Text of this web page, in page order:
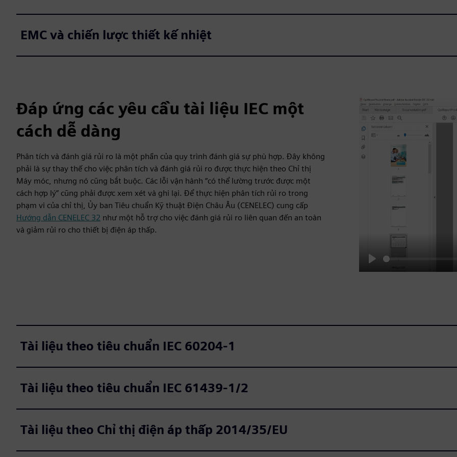
EMC và chiến lược thiết kế nhiệt
Đáp ứng các yêu cầu tài liệu IEC một
cách dễ dàng
Phân tích và đánh giá rủi ro là một phần của quy trình đánh giá sự phù hợp. Đây không
phải là sự thay thế cho việc phân tích và đánh giá rủi ro được thực hiện theo Chỉ thị
Máy móc, nhưng nó cũng bắt buộc. Các lỗi vận hành “có thể lường trước được một
cách hợp lý” cũng phải được xem xét và ghi lại. Để thực hiện phân tích rủi ro trong
phạm vi của chỉ thị, Ủy ban Tiêu chuẩn Kỹ thuật Điện Châu Âu (CENELEC) cung cấp
Hướng dẫn CENELEC 32 như một hỗ trợ cho việc đánh giá rủi ro liên quan đến an toàn
và giảm rủi ro cho thiết bị điện áp thấp.
Play
Tài liệu theo tiêu chuẩn IEC 60204‑1
Tài liệu theo tiêu chuẩn IEC 61439‑1/2
Tài liệu theo Chỉ thị điện áp thấp 2014/35/EU